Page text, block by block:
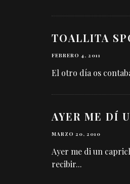
TOALLITA
FEBRERO 4, 2011
El otro día os
AYER ME DÍ
MARZO 20, 2010
Ayer me di un
recibir...